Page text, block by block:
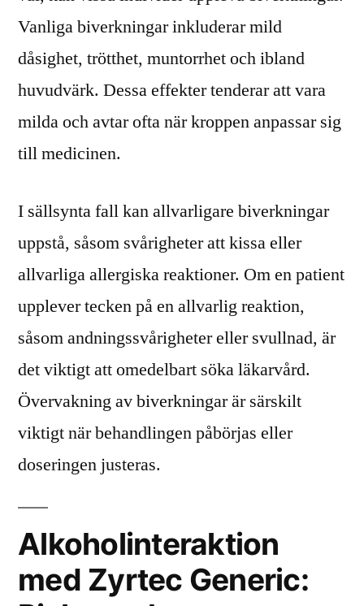
Vanliga biverkningar inkluderar mild
dåsighet, trötthet, muntorrhet och ibland
huvudvärk. Dessa effekter tenderar att vara
milda och avtar ofta när kroppen anpassar sig
till medicinen.
I sällsynta fall kan allvarligare biverkningar
uppstå, såsom svårigheter att kissa eller
allvarliga allergiska reaktioner. Om en patient
upplever tecken på en allvarlig reaktion,
såsom andningssvårigheter eller svullnad, är
det viktigt att omedelbart söka läkarvård.
Övervakning av biverkningar är särskilt
viktigt när behandlingen påbörjas eller
doseringen justeras.
Alkoholinteraktion
med Zyrtec Generic: